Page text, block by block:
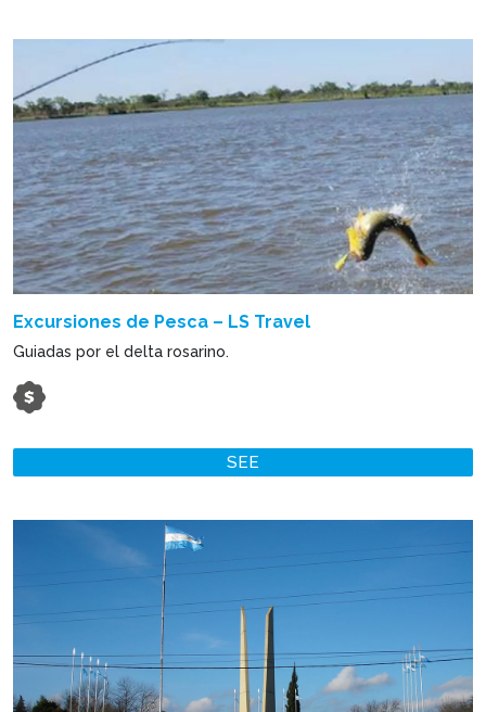
Excursiones de Pesca – LS Travel
Guiadas por el delta rosarino.
SEE